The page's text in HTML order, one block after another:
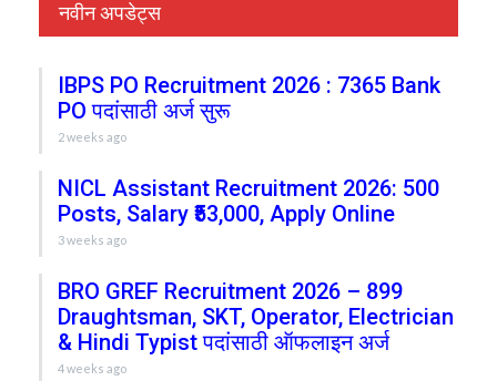
नवीन अपडेट्स
IBPS PO Recruitment 2026 : 7365 Bank
PO पदांसाठी अर्ज सुरू
2 weeks ago
NICL Assistant Recruitment 2026: 500
Posts, Salary ₹53,000, Apply Online
3 weeks ago
BRO GREF Recruitment 2026 – 899
Draughtsman, SKT, Operator, Electrician
& Hindi Typist पदांसाठी ऑफलाइन अर्ज
4 weeks ago